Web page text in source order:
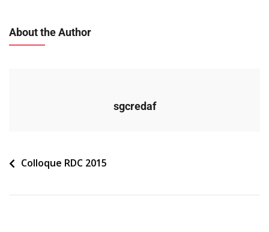
About the Author
sgcredaf
Navigation
l’article
Colloque RDC 2015